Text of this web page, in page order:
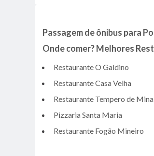
Passagem de ônibus para
Onde comer? Melhores
Restaurante O Galdino
Restaurante Casa Velha
Restaurante Tempero de
Pizzaria Santa Maria
Restaurante Fogão Mineiro